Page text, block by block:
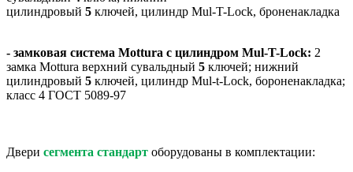
цилиндровый 5 ключей, цилиндр Mul-T-Lock, броненакладка
- замковая система Mottura с цилиндром Mul-T-Lock: 2
замка Mottura верхний сувальдный 5 ключей; нижний
цилиндровый 5 ключей, цилиндр Mul-t-Lock, бороненакладка;
класс 4 ГОСТ 5089-97
Двери сегмента стандарт оборудованы в комплектации: